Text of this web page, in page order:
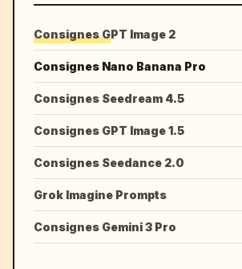
Consignes GPT Image 2
Consignes Nano Banana Pro
Consignes Seedream 4.5
Consignes GPT Image 1.5
Consignes Seedance 2.0
Grok Imagine Prompts
Consignes Gemini 3 Pro